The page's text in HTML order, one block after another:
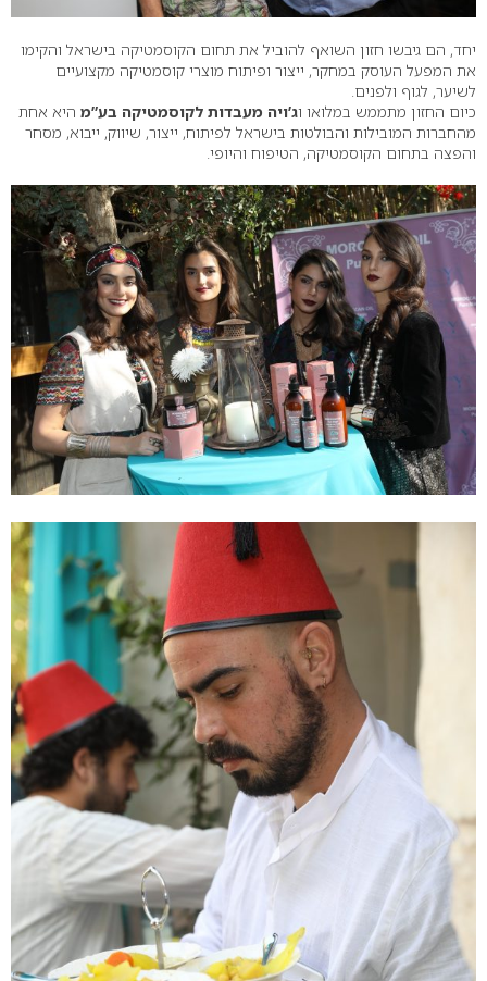
יחד, הם גיבשו חזון השואף להוביל את תחום הקוסמטיקה בישראל והקימו
את המפעל העוסק במחקר, ייצור ופיתוח מוצרי קוסמטיקה מקצועיים
לשיער, לגוף ולפנים.
כיום החזון מתממש במלואו וג’ויה מעבדות לקוסמטיקה בע”מ היא אחת
מהחברות המובילות והבולטות בישראל לפיתוח, ייצור, שיווק, ייבוא, מסחר
והפצה בתחום הקוסמטיקה, הטיפוח והיופי.